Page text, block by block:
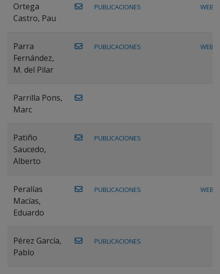
Ortega
Castro, Pau
PUBLICACIONES WEB
Parra
Fernández,
M. del Pilar
PUBLICACIONES WEB
Parrilla Pons,
Marc
Patiño
Saucedo,
Alberto
PUBLICACIONES
Peralías
Macías,
Eduardo
PUBLICACIONES WEB
Pérez García,
Pablo
PUBLICACIONES